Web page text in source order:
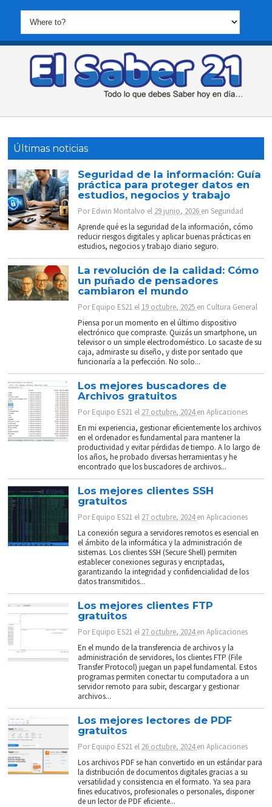
Últimas noticias
Seguridad de la información: Guía
práctica para proteger datos en
estudios, negocios y trabajo
PorEdwin Montalvo el 29 junio, 2026 enSeguridad
Aprende qué es la seguridad de la información, cómo
reducir riesgos digitales y aplicar buenas prácticas en
estudios, negocios y trabajo diario seguro.
La revolución de la calidad: Cómo
un puñado de pensadores
cambiaron el mundo
PorEquipo ES21 el 19 octubre, 2025 en Cultura General
Piensa por un momento en el último dispositivo
electrónico que compraste. Quizás un smartphone, un
televisor o un simple electrodoméstico. Lo sacaste de su
caja, admiraste su diseño, y diste por sentado que
funcionaría a la perfección. No solo...
Los mejores buscadores de
Archivos gratuitos
PorEquipo ES21 el 27 octubre, 2024enAplicaciones
En mi experiencia, gestionar eficientemente los archivos
en el ordenador es fundamental para mantener la
productividad y evitar pérdidas de tiempo. A lo largo de
los años, he probado diversas herramientas y he
encontrado que los buscadores de archivos...
Los mejores clientes SSH
gratuitos
PorEquipo ES21 el 27 octubre, 2024enAplicaciones
La conexión segura a servidores remotos es esencial en
el ámbito de la informática y la administración de
sistemas. Los clientes SSH (Secure Shell) permiten
establecer conexiones seguras y encriptadas,
garantizando la integridad y confidencialidad de los
datos transmitidos...
Los mejores clientes FTP
gratuitos
PorEquipo ES21 el 27 octubre, 2024enAplicaciones
En el mundo de la transferencia de archivos y la
administración de servidores, los clientes FTP (File
Transfer Protocol) juegan un papel fundamental. Estos
programas permiten conectar tu computadora a un
servidor remoto para subir, descargar y gestionar
archivos...
Los mejores lectores de PDF
gratuitos
PorEquipo ES21 el 26 octubre, 2024enAplicaciones
Los archivos PDF se han convertido en un estándar para
la distribución de documentos digitales gracias a su
versatilidad y consistencia en el formato. Ya sea para
fines educativos, profesionales o personales, disponer
de un lector de PDF eficiente...